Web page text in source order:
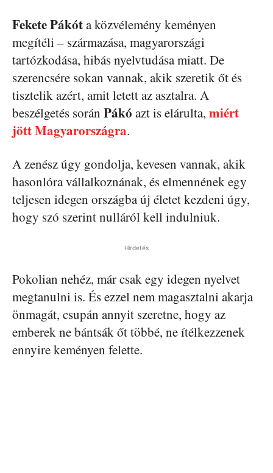
Fekete Pákóta közvélemény keményen
megítéli – származása, magyarországi
tartózkodása, hibás nyelvtudása miatt. De
szerencsére sokan vannak, akik szeretik őt és
tisztelik azért, amit letett az asztalra. A
beszélgetés során Pákó azt is elárulta, miért
jött Magyarországra.
A zenész úgy gondolja, kevesen vannak, akik
hasonlóra vállalkoznának, és elmennének egy
teljesen idegen országba új életet kezdeni úgy,
hogy szó szerint nulláról kell indulniuk.
Hirdetés
Pokolian nehéz, már csak egy idegen nyelvet
megtanulni is. És ezzel nem magasztalni akarja
önmagát, csupán annyit szeretne, hogy az
emberek ne bántsák őt többé, ne ítélkezzenek
ennyire keményen felette.